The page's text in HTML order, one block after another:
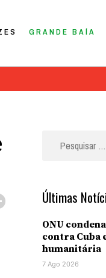
GRANDE BAÍA
Últimas
ONU
contra Cuba
humanitária
7 Ago 2026